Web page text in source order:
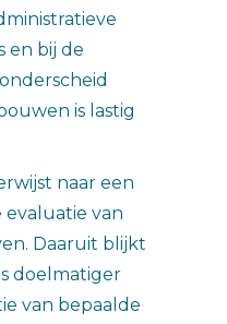
en bij de
is lastig
naar een
van
Daaruit blijkt
doelmatiger
van bepaalde